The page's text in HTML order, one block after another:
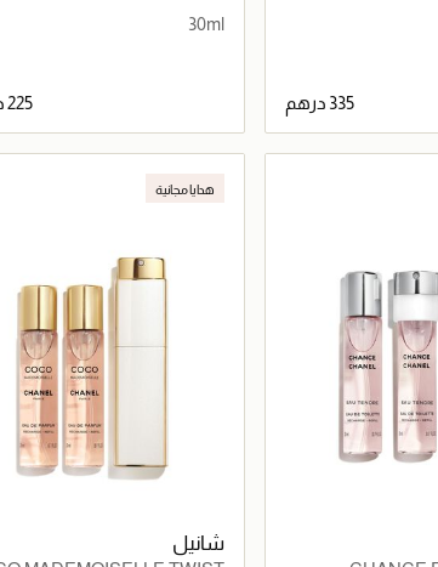
تحميل التفاصيل
30ml
⁦225⁩ درهم
جاري تحميل التفاصيل
هدايا مجانية
شانيل